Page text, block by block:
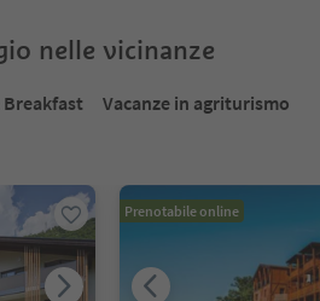
nelle vicinanze
Breakfast
Vacanze in agriturismo
Prenotabile online